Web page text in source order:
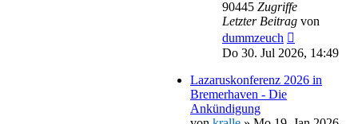
90445 Zugriffe
Letzter Beitrag von
dummzeuch
Do 30. Jul 2026, 14:49
Lazaruskonferenz 2026 in
Bremerhaven - Die
Ankündigung